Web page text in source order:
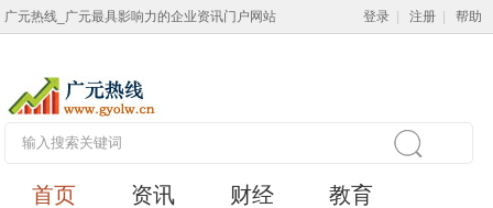
广元热线_广元最具影响力的企业资讯门户网站 登录 注册 帮助
首页 资讯 财经 教育